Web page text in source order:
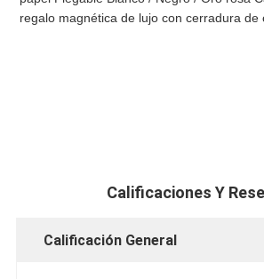
Calificaciones Y
Calificación General